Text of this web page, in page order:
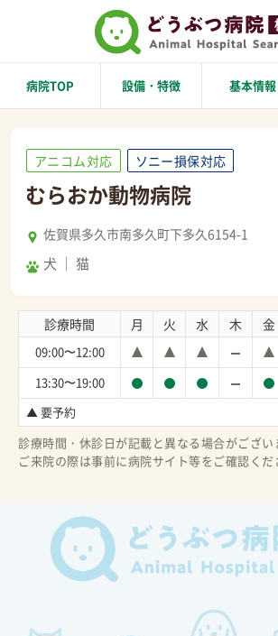
病院TOP 設備・特徴 基本情報
アニコム対応 ソニー損保対応
むらおか動物病院
佐賀県多久市南多久町下多久6154-1
犬 猫
診療時間 月 火 水 木 金
09:00〜12:00
13:30〜19:00
▲ 要予約
診療時間・休診日が記載と異なる場合がござい
ご来院の際は事前に病院サイト等をご確認くだ